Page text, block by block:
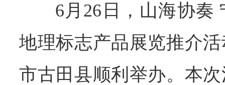
6月26日，山海协
地理标志产品展览推介
市古田县顺利举办。本